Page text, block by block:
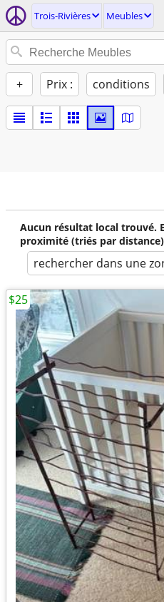
Trois-Rivières Meubles
+ Prix : conditions
Aucun résultat local trouvé.
proximité (triés par distance)
rechercher dans une
$25